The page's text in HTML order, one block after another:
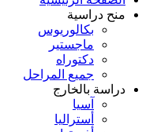
منح دراسية
بكالوريوس
ماجستير
دكتوراه
جميع المراحل
دراسة بالخارج
آسيا
أستراليا